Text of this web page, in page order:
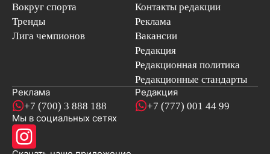
Вокруг спорта
Тренды
Лига чемпионов
Контакты редакции
Реклама
Вакансии
Редакция
Редакционная политика
Редакционные стандарты
Реклама
+7 (700) 3 888 188
Редакция
+7 (777) 001 44 99
Мы в социальных сетях